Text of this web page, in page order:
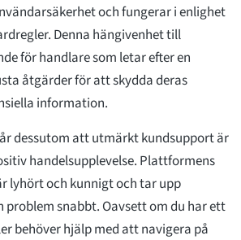
och fungerar i enlighet
Denna hängivenhet till
för handlare som letar efter en
åtgärder för att skydda deras
information.
dessutom att utmärkt kundsupport är
handelsupplevelse. Plattformens
lyhört och kunnigt och tar upp
snabbt. Oavsett om du har ett
behöver hjälp med att navigera på